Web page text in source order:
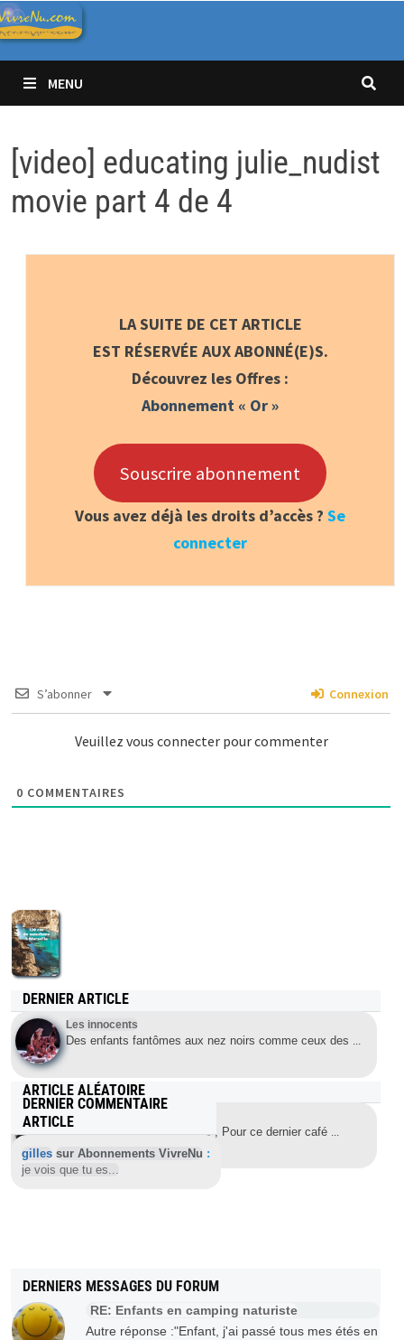
Passer
au
contenu
MENU
[video] educating julie_nudist
movie part 4 de 4
LA SUITE DE CET ARTICLE
EST RÉSERVÉE AUX ABONNÉ(E)S.
Découvrez les Offres :
Abonnement « Or »
Souscrire abonnement
Vous avez déjà les droits d’accès ? Se
connecter
S’abonner Connexion
Veuillez vous connecter pour commenter
0 COMMENTAIRES
DERNIER ARTICLE
Les innocents
Des enfants fantômes aux nez noirs comme ceux des ...
ARTICLE ALÉATOIRE
Les territoires du naturisme
Le Flore, mardi 13 juin 2006 , Pour ce dernier café
DERNIER COMMENTAIRE
ARTICLE
gilles sur Abonnements VivreNu :
je vois que tu es...
DERNIERS MESSAGES DU FORUM
RE: Enfants en camping naturiste
Autre réponse :"Enfant, j'ai passé tous mes étés en